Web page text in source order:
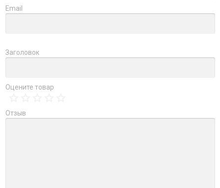
Email
Заголовок
Оцените товар
Отзыв